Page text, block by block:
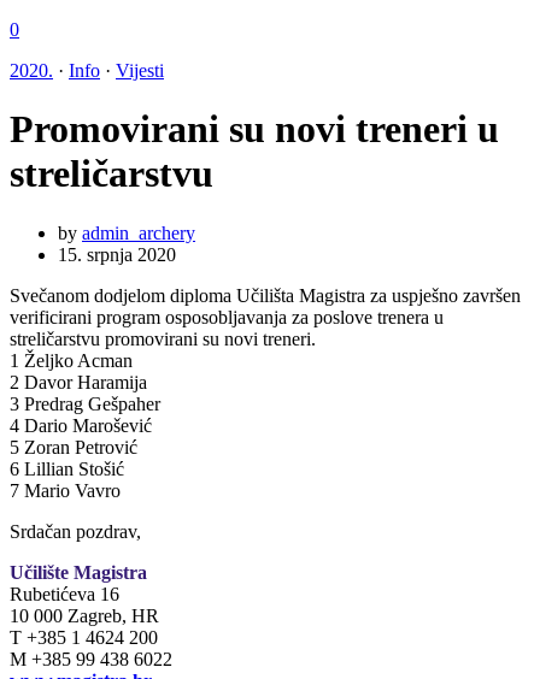
0
2020. · Info · Vijesti
Promovirani su novi treneri u
streličarstvu
by admin_archery
15. srpnja 2020
Svečanom dodjelom diploma Učilišta Magistra za uspješno završen
verificirani program osposobljavanja za poslove trenera u
streličarstvu promovirani su novi treneri.
1 Željko Acman
2 Davor Haramija
3 Predrag Gešpaher
4 Dario Marošević
5 Zoran Petrović
6 Lillian Stošić
7 Mario Vavro
Srdačan pozdrav,
Učilište Magistra
Rubetićeva 16
10 000 Zagreb, HR
T +385 1 4624 200
M +385 99 438 6022